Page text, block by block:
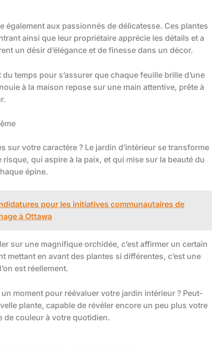
également aux passionnés de délicatesse. Ces plantes
ainsi que leur propriétaire apprécie les détails et a
un désir d’élégance et de finesse dans un décor.
temps pour s’assurer que chaque feuille brille d’une
à la maison repose sur une main attentive, prête à
sur votre caractère ? Le jardin d’intérieur se transforme
qui aspire à la paix, et qui mise sur la beauté du
épine.
pour les initiatives communautaires de
à Ottawa
sur une magnifique orchidée, c’est affirmer un certain
mettant en avant des plantes si différentes, c’est une
est réellement.
moment pour réévaluer votre jardin intérieur ? Peut-
plante, capable de révéler encore un peu plus votre
de couleur à votre quotidien.